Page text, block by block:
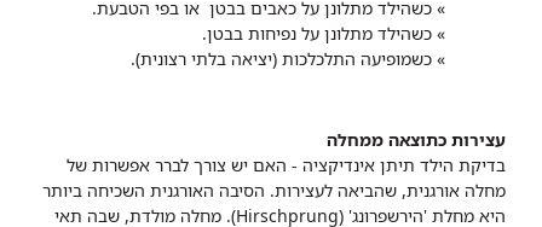
» כשהילד מתלונן על כאבים בבטן או בפי הטבעת.
» כשהילד מתלונן על נפיחות בבטן.
» כשמופיעה התלכלכות (יציאה בלתי רצונית).
עצירות כתוצאה ממחלה
בדיקת הילד תיתן אינדיקציה - האם יש צורך לברר אפשרות של
מחלה אורגנית, שהביאה לעצירות. הסיבה האורגנית השכיחה ביותר
היא מחלת 'הירשפרונג' (Hirschprung). מחלה מולדת, שבה תאי